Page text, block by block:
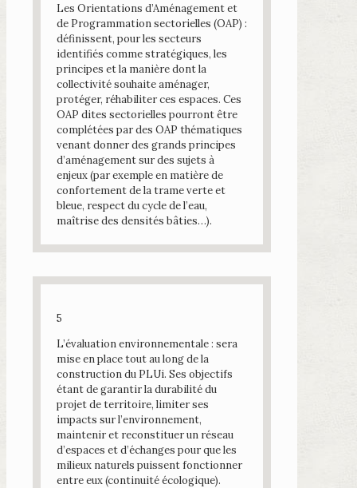
Les Orientations d’Aménagement et
de Programmation sectorielles (OAP) :
définissent, pour les secteurs
identifiés comme stratégiques, les
principes et la manière dont la
collectivité souhaite aménager,
protéger, réhabiliter ces espaces. Ces
OAP dites sectorielles pourront être
complétées par des OAP thématiques
venant donner des grands principes
d’aménagement sur des sujets à
enjeux (par exemple en matière de
confortement de la trame verte et
bleue, respect du cycle de l’eau,
maîtrise des densités bâties…).
5
L’évaluation environnementale : sera
mise en place tout au long de la
construction du PLUi. Ses objectifs
étant de garantir la durabilité du
projet de territoire, limiter ses
impacts sur l’environnement,
maintenir et reconstituer un réseau
d’espaces et d’échanges pour que les
milieux naturels puissent fonctionner
entre eux (continuité écologique).